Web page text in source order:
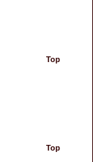
Top
Top